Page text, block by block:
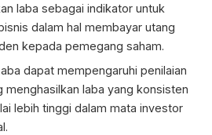
laba sebagai indikator untuk
dalam hal membayar utang
kepada pemegang saham.
dapat mempengaruhi penilaian
menghasilkan laba yang konsisten
lebih tinggi dalam mata investor